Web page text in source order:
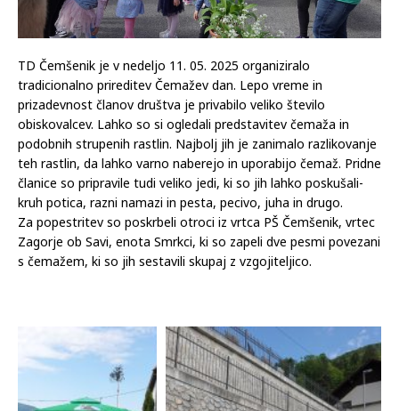
TD Čemšenik je v nedeljo 11. 05. 2025 organiziralo
tradicionalno prireditev Čemažev dan. Lepo vreme in
prizadevnost članov društva je privabilo veliko število
obiskovalcev. Lahko so si ogledali predstavitev čemaža in
podobnih strupenih rastlin. Najbolj jih je zanimalo razlikovanje
teh rastlin, da lahko varno naberejo in uporabijo čemaž. Pridne
članice so pripravile tudi veliko jedi, ki so jih lahko poskušali-
kruh potica, razni namazi in pesta, pecivo, juha in drugo.
Za popestritev so poskrbeli otroci iz vrtca PŠ Čemšenik, vrtec
Zagorje ob Savi, enota Smrkci, ki so zapeli dve pesmi povezani
s čemažem, ki so jih sestavili skupaj z vzgojiteljico.